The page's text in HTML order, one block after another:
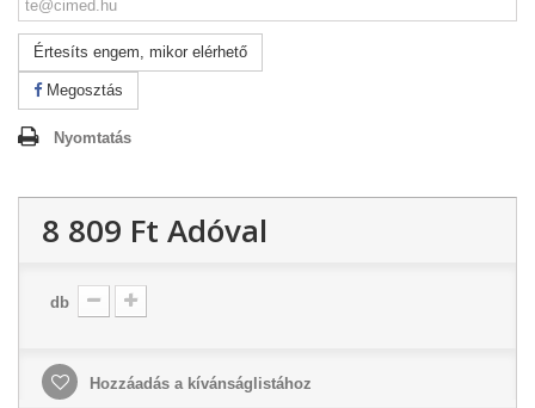
Értesíts engem, mikor elérhető
Megosztás
Nyomtatás
8 809 Ft‎ Adóval
db
Hozzáadás a kívánságlistához